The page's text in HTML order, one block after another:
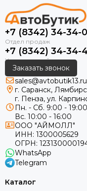
+7 (8342) 34-34-
+7 (8342) 34-34-
Заказать звонок
sales@avtobutik13.ru
г. Саранск,
г. Пенза, ул.
Пн. - Сб. 9:00 - 19:00
Вс. 10:00 - 16:00
ООО "АЙМОЛЛ"
ИНН: 1300005629
ОГРН:
WhatsApp
Telegram
Каталог